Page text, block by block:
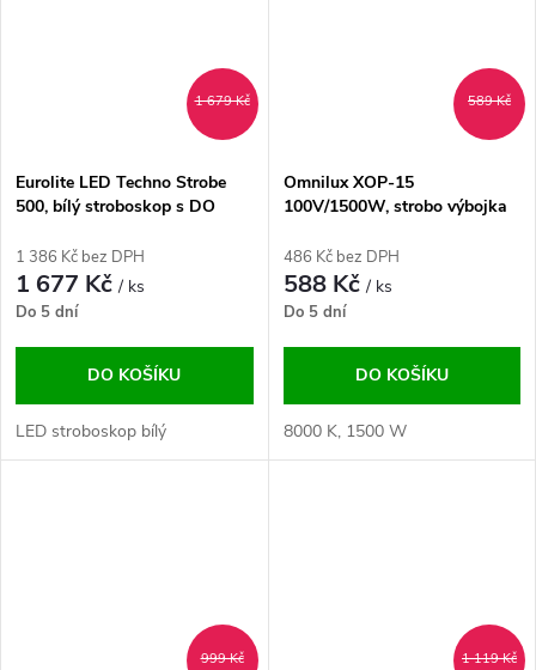
1 679 Kč
Eurolite LED Techno Strobe
500, bílý stroboskop s DO
1 386 Kč bez DPH
1 677 Kč/ ks
Do 5 dní
DO KOŠÍKU
LED stroboskop bílý
589 Kč
Omnilux XOP-15
100V/1500W, strobo výbojka
486 Kč bez DPH
588 Kč/ ks
Do 5 dní
DO KOŠÍKU
8000 K, 1500 W
999 Kč 1 119 Kč